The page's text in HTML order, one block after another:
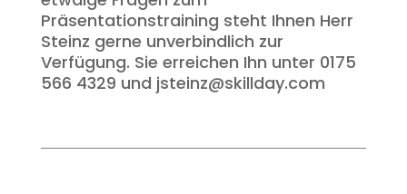
Präsentationstraining steht Ihnen Herr
Steinz gerne unverbindlich zur
Verfügung. Sie erreichen Ihn unter 0175
566 4329 und jsteinz@skillday.com